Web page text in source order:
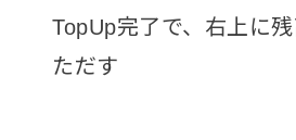
TopUp完了で、右上に
ただす